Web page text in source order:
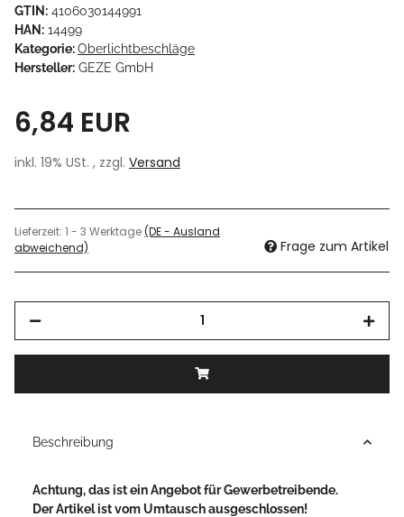
GTIN: 4106030144991
HAN: 14499
Kategorie:Oberlichtbeschläge
Hersteller: GEZE GmbH
6,84 EUR
inkl. 19% USt. , zzgl. Versand
Lieferzeit: 1 - 3 Werktage(DE - Ausland
abweichend)
Frage zum Artikel
Beschreibung
Achtung, das ist ein Angebot für Gewerbetreibende.
Der Artikel ist vom Umtausch ausgeschlossen!